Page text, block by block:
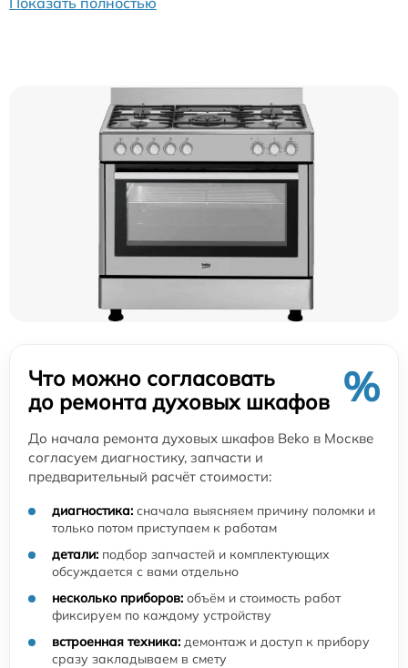
Что можно согласовать
до ремонта духовых шкафов %
До начала ремонта духовых шкафов Beko в Москве
согласуем диагностику, запчасти и
предварительный расчёт стоимости:
диагностика: сначала выясняем причину поломки и
только потом приступаем к работам
детали: подбор запчастей и комплектующих
обсуждается с вами отдельно
несколько приборов: объём и стоимость работ
фиксируем по каждому устройству
встроенная техника: демонтаж и доступ к прибору
сразу закладываем в смету